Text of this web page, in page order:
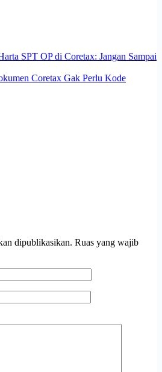
SPT OP di Coretax: Jangan Sampai
Coretax Gak Perlu Kode
dipublikasikan. Ruas yang wajib